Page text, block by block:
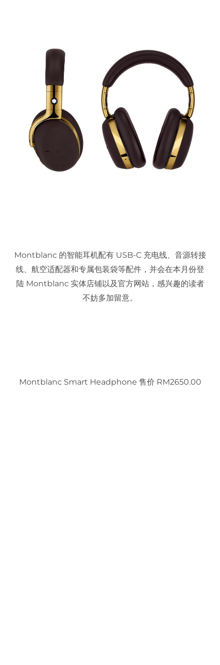
Montblanc 的智能耳机配有 USB-C 充电线、音源转接
线、航空适配器和专属包装袋等配件，并会在本月份登
陆 Montblanc 实体店铺以及官方网站，感兴趣的读者
不妨多加留意。
Montblanc Smart Headphone 售价 RM2650.00